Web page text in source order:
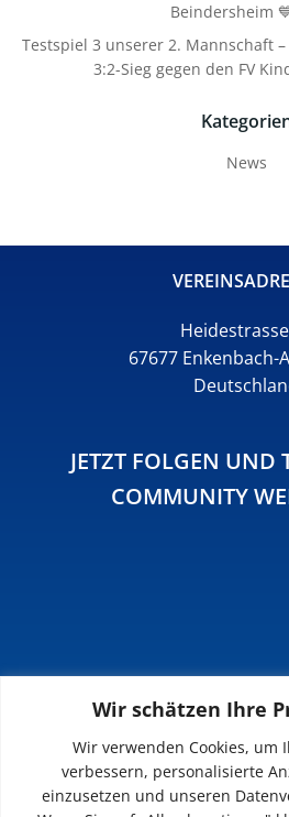
Wir schätzen Ihre
Wir verwenden Cookies, um
verbessern, personalisierte
einzusetzen und unseren
Beindersheim
Testspiel 3 unserer 2. Mannschaft
3:2-Sieg gegen den FV
News
67677 Enkenbach-
JETZT FOLGEN UND
COMMUNITY
INFOS
Impressum